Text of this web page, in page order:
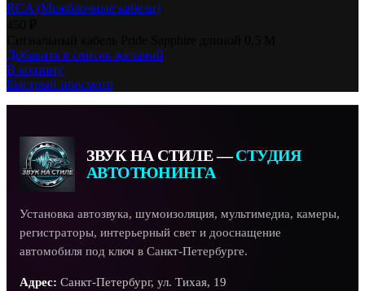
RCA (Межблочные кабели)
Добавить в список желаний
В корзину
Быстрый просмотр
ЗВУК НА СТИЛЕ —СТУДИЯ
АВТОТЮНИНГА
Установка автозвука, шумоизоляция, мультимедиа, камеры,
регистраторы, интерьерный свет и дооснащение
автомобиля под ключ в Санкт-Петербурге.
Адрес: Санкт-Петербург, ул. Тихая, 19